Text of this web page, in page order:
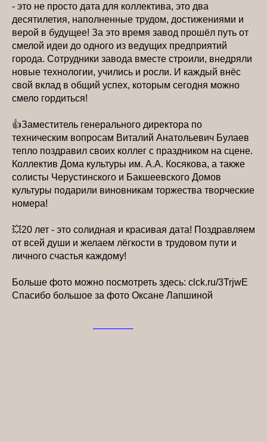
- это не просто дата для коллектива, это два
десятилетия, наполненные трудом, достижениями и
верой в будущее! За это время завод прошёл путь от
смелой идеи до одного из ведущих предприятий
города. Сотрудники завода вместе строили, внедряли
новые технологии, учились и росли. И каждый внёс
свой вклад в общий успех, которым сегодня можно
смело гордиться!
👍Заместитель генерального директора по
техническим вопросам Виталий Анатольевич Булаев
тепло поздравил своих коллег с праздником на сцене.
Коллектив Дома культуры им. А.А. Косякова, а также
солисты Черустинского и Бакшеевского Домов
культуры подарили виновникам торжества творческие
номера!
💥20 лет - это солидная и красивая дата! Поздравляем
от всей души и желаем лёгкости в трудовом пути и
личного счастья каждому!
Больше фото можно посмотреть здесь: clck.ru/3TrjwE
Спасибо большое за фото Оксане Лапшиной